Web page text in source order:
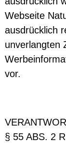
Webseite
ausdrücklich
unverlangten
vor.
§ 55 ABS. 2